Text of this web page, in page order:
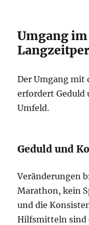
Umgang
Der Umgang mit
erfordert Geduld
Umfeld.
Geduld und
Veränderungen
Marathon, kein
und die
Hilfsmitteln sind